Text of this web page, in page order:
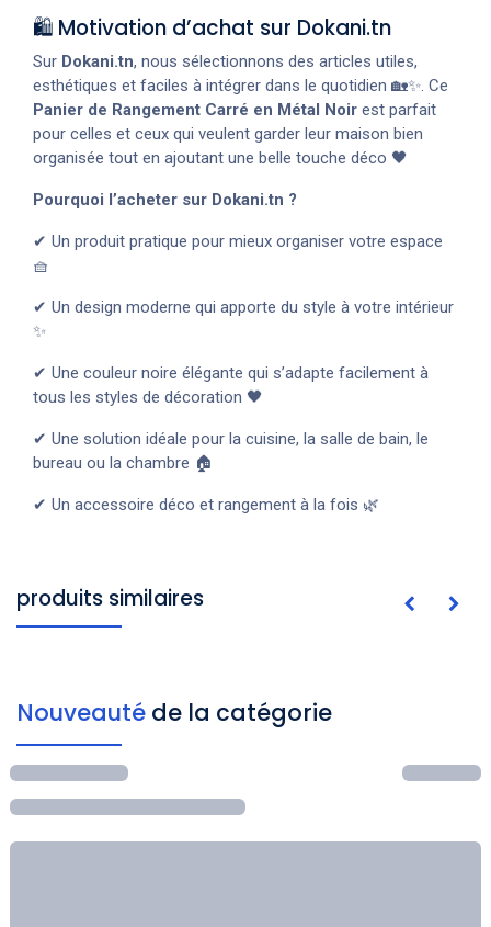
🛍️ Motivation d’achat sur Dokani.tn
Sur Dokani.tn, nous sélectionnons des articles utiles,
esthétiques et faciles à intégrer dans le quotidien 🏡✨. Ce
Panier de Rangement Carré en Métal Noir est parfait
pour celles et ceux qui veulent garder leur maison bien
organisée tout en ajoutant une belle touche déco 🖤
Pourquoi l’acheter sur Dokani.tn ?
✔ Un produit pratique pour mieux organiser votre espace
🧺
✔ Un design moderne qui apporte du style à votre intérieur
✨
✔ Une couleur noire élégante qui s’adapte facilement à
tous les styles de décoration 🖤
✔ Une solution idéale pour la cuisine, la salle de bain, le
bureau ou la chambre 🏠
✔ Un accessoire déco et rangement à la fois 🌿
produits similaires
Nouveauté de la catégorie